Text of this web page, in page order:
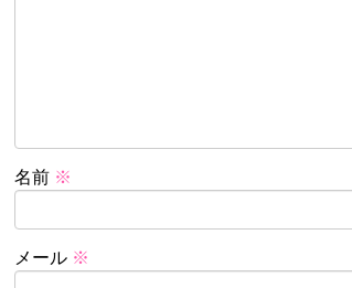
名前 ※
メール ※